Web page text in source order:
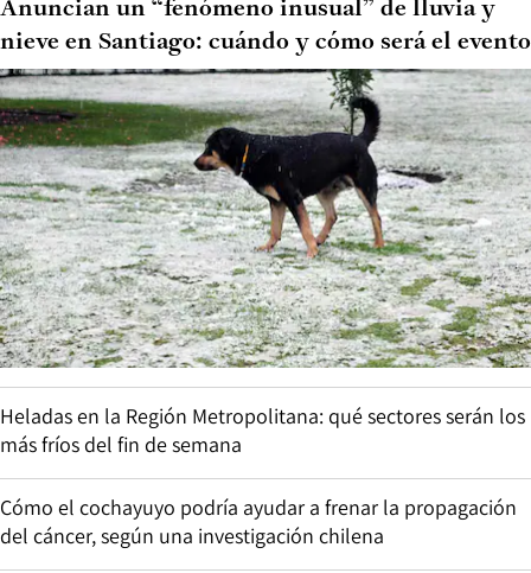
Anuncian un “fenómeno inusual” de lluvia y
nieve en Santiago: cuándo y cómo será el evento
Heladas en la Región Metropolitana: qué sectores serán los
más fríos del fin de semana
Cómo el cochayuyo podría ayudar a frenar la propagación
del cáncer, según una investigación chilena